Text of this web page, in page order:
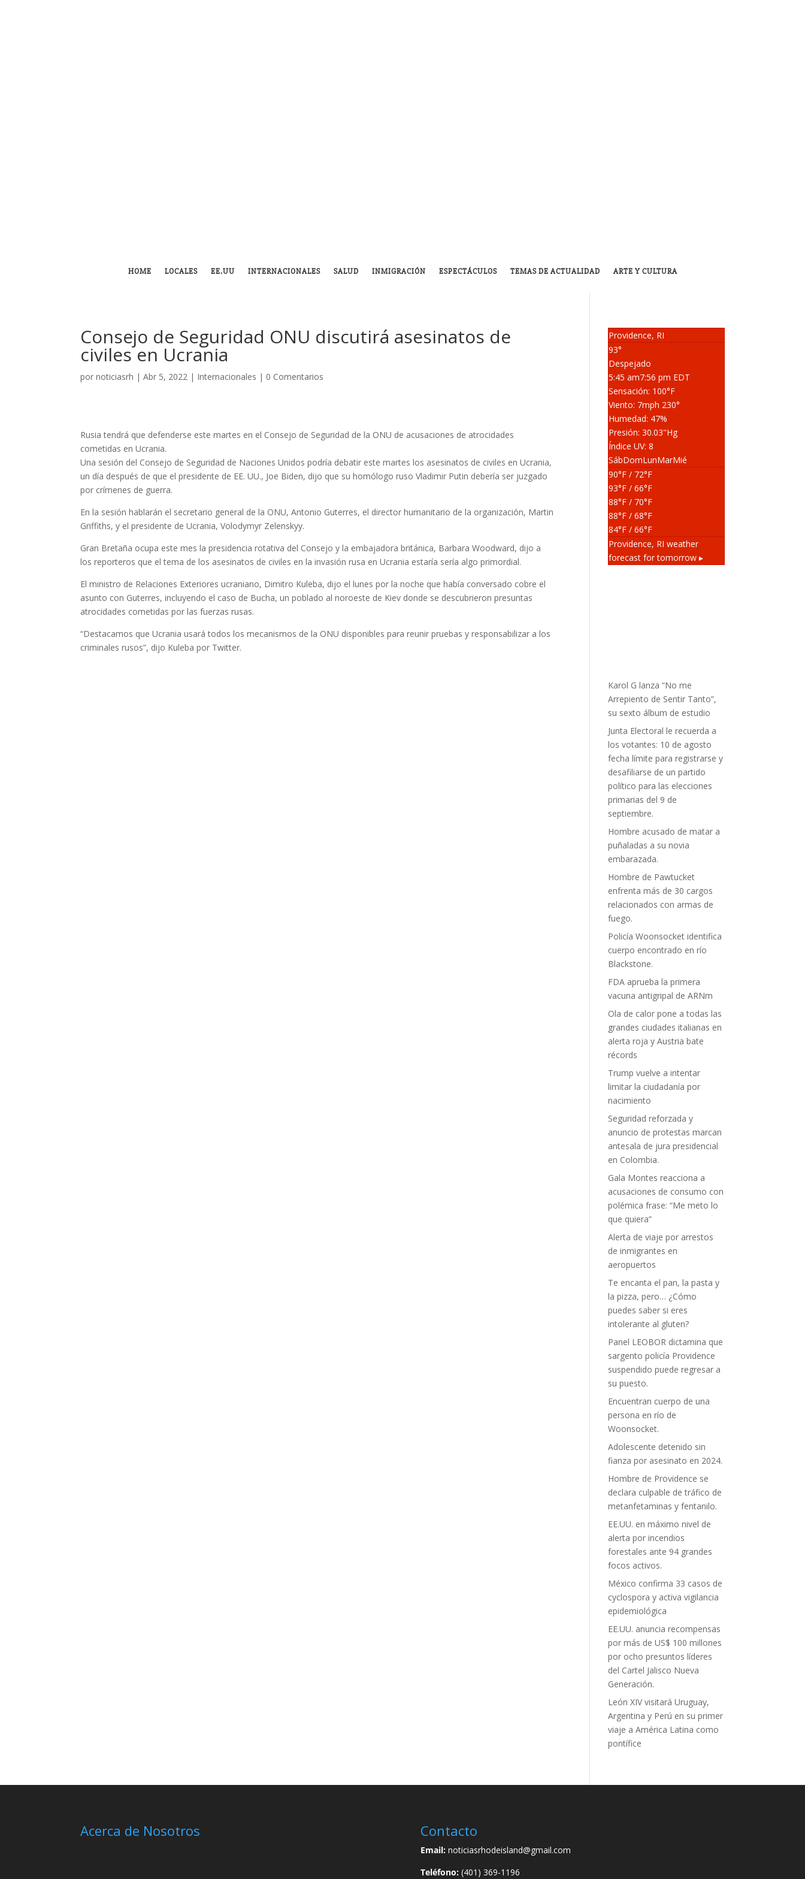
HOME LOCALES EE.UU INTERNACIONALES SALUD INMIGRACIÓN ESPECTÁCULOS TEMAS DE ACTUALIDAD ARTE Y CULTURA
Consejo de Seguridad ONU discutirá asesinatos de
civiles en Ucrania
pornoticiasrh |Abr 5, 2022 | Internacionales | 0 Comentarios
Rusia tendrá que defenderse este martes en el Consejo de Seguridad de la ONU de acusaciones de atrocidades
cometidas en Ucrania.
Una sesión del Consejo de Seguridad de Naciones Unidos podría debatir este martes los asesinatos de civiles en Ucrania,
un día después de que el presidente de EE. UU., Joe Biden, dijo que su homólogo ruso Vladimir Putin debería ser juzgado
por crímenes de guerra.
En la sesión hablarán el secretario general de la ONU, Antonio Guterres, el director humanitario de la organización, Martin
Griffiths, y el presidente de Ucrania, Volodymyr Zelenskyy.
Gran Bretaña ocupa este mes la presidencia rotativa del Consejo y la embajadora británica, Barbara Woodward, dijo a
los reporteros que el tema de los asesinatos de civiles en la invasión rusa en Ucrania estaría sería algo primordial.
El ministro de Relaciones Exteriores ucraniano, Dimitro Kuleba, dijo el lunes por la noche que había conversado cobre el
asunto con Guterres, incluyendo el caso de Bucha, un poblado al noroeste de Kiev donde se descubrieron presuntas
atrocidades cometidas por las fuerzas rusas.
“Destacamos que Ucrania usará todos los mecanismos de la ONU disponibles para reunir pruebas y responsabilizar a los
criminales rusos”, dijo Kuleba por Twitter.
Providence, RI
93°
Despejado
5:45 am7:56 pm EDT
Sensación: 100°F
Viento: 7mph 230°
Humedad: 47%
Presión: 30.03"Hg
Índice UV: 8
SábDomLunMarMié
90°F / 72°F
93°F / 66°F
88°F / 70°F
88°F / 68°F
84°F / 66°F
Providence, RI weather
forecast for tomorrow ▸
Karol G lanza “No me
Arrepiento de Sentir Tanto”,
su sexto álbum de estudio
Junta Electoral le recuerda a
los votantes: 10 de agosto
fecha límite para registrarse y
desafiliarse de un partido
político para las elecciones
primarias del 9 de
septiembre.
Hombre acusado de matar a
puñaladas a su novia
embarazada.
Hombre de Pawtucket
enfrenta más de 30 cargos
relacionados con armas de
fuego.
Policía Woonsocket identifica
cuerpo encontrado en río
Blackstone.
FDA aprueba la primera
vacuna antigripal de ARNm
Ola de calor pone a todas las
grandes ciudades italianas en
alerta roja y Austria bate
récords
Trump vuelve a intentar
limitar la ciudadanía por
nacimiento
Seguridad reforzada y
anuncio de protestas marcan
antesala de jura presidencial
en Colombia.
Gala Montes reacciona a
acusaciones de consumo con
polémica frase: “Me meto lo
que quiera”
Alerta de viaje por arrestos
de inmigrantes en
aeropuertos
Te encanta el pan, la pasta y
la pizza, pero… ¿Cómo
puedes saber si eres
intolerante al gluten?
Panel LEOBOR dictamina que
sargento policía Providence
suspendido puede regresar a
su puesto.
Encuentran cuerpo de una
persona en río de
Woonsocket.
Adolescente detenido sin
fianza por asesinato en 2024.
Hombre de Providence se
declara culpable de tráfico de
metanfetaminas y fentanilo.
EE.UU. en máximo nivel de
alerta por incendios
forestales ante 94 grandes
focos activos.
México confirma 33 casos de
cyclospora y activa vigilancia
epidemiológica
EE.UU. anuncia recompensas
por más de US$ 100 millones
por ocho presuntos líderes
del Cartel Jalisco Nueva
Generación.
León XIV visitará Uruguay,
Argentina y Perú en su primer
viaje a América Latina como
pontífice
Acerca de Nosotros Contacto
Email:noticiasrhodeisland@gmail.com
Teléfono:(401) 369-1196